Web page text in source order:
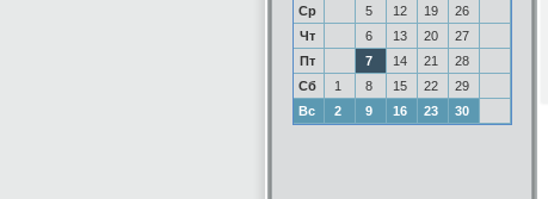
Ср
5 12 19
26
Чт
6 13 20
27
Пт
7 14 21
28
Сб
1 8 15 22
29
Вс
2 9 16 23 30